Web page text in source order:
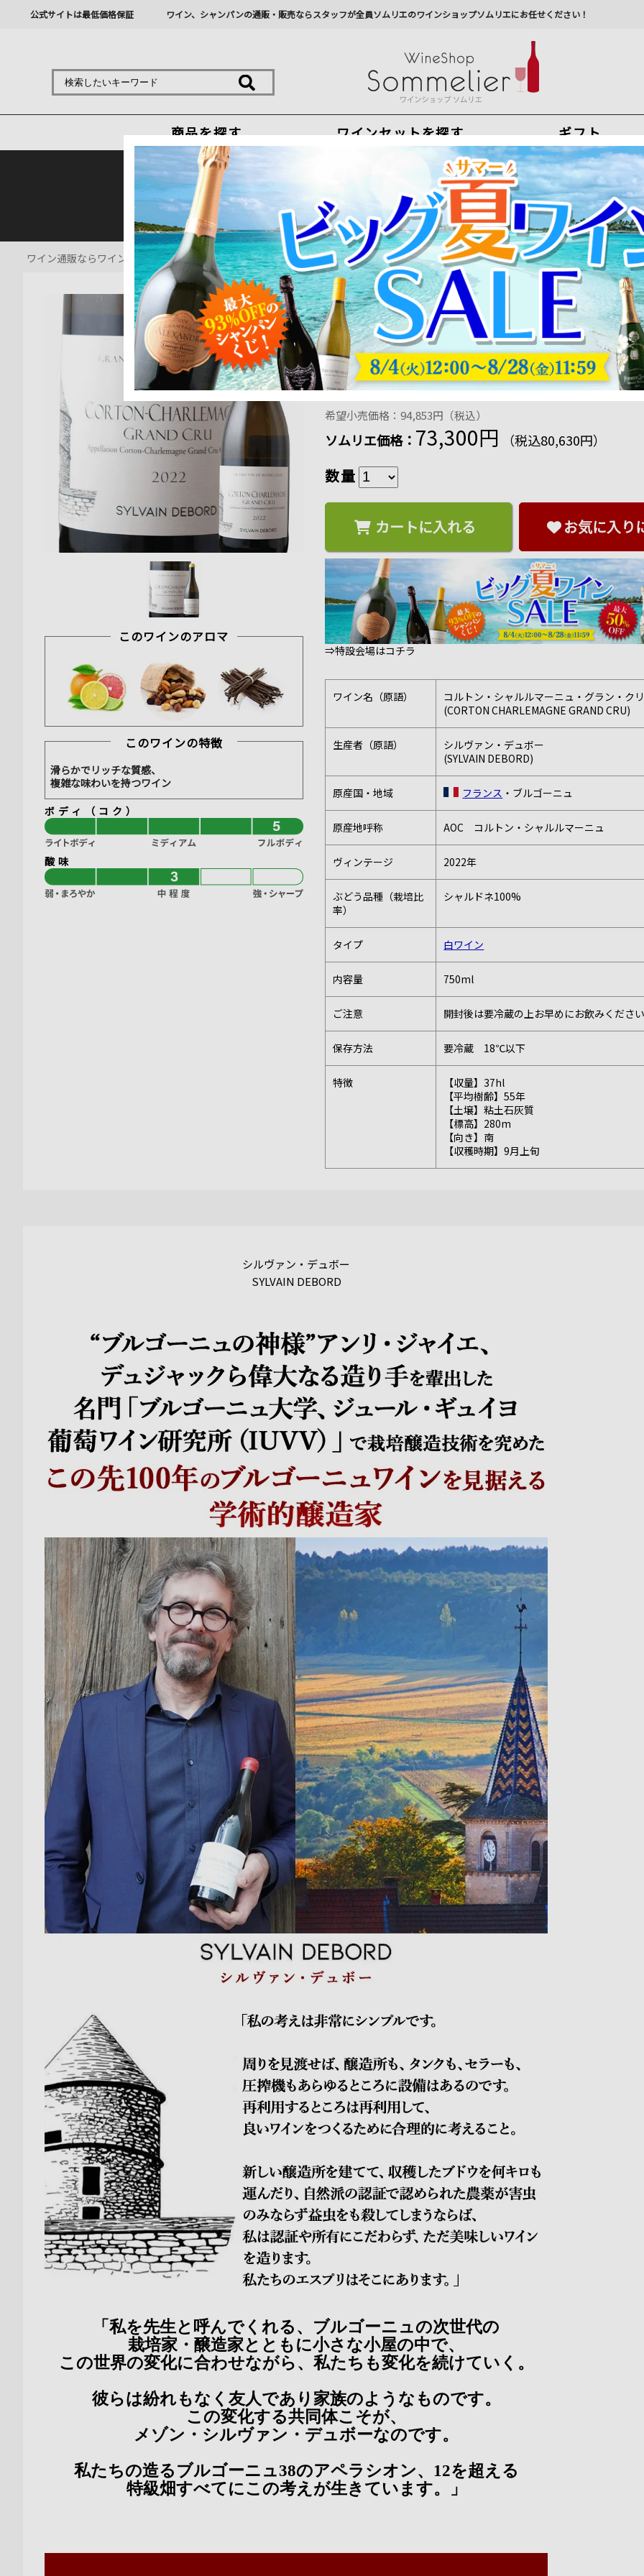
公式サイトは最低価格保証 ワイン、シャンパンの通販・販売ならスタッフが全員ソムリエのワインショップソムリエにお任せください！
商品を探す ワインセットを探す ギフト
今から注文で最短8月9日(日)出荷
最新の出荷スケジュールについてはこちらをクリ
熊本地震の影響により九州への配送に遅れが生じております。最新情報は佐川急
ワイン通販ならワインショップソムリエ > 白ワイン通販 > コルトン・シャルルマーニュ・グラン・クリュ シルヴァン・デュボー 2022
このワインのアロマ
このワインの特徴
滑らかでリッチな質感、
複雑な味わいを持つワイン
ボディ（コク）
酸味
力強さ、ミネラル、複雑性、全てが世界最高峰の白ワイン
コルトン・シャルルマーニュ・グラン・クリュ
ゴーニュ 白ワイン 辛口 750ml
商品番号：4571531979791 販売日：2026年 01月 16日 17:00
733 ポイント進呈 15%OFF
希望小売価格：94,853円（税込）
ソムリエ価格： 73,300円 （税込80,630円）
数量
カートに入れる お気に入り
⇒特設会場はコチラ
ワイン名（原語）
コルトン・シャルルマーニュ・グラン・ク
(CORTON CHARLEMAGNE GRAND CRU)
生産者（原語）
シルヴァン・デュボー
(SYLVAIN DEBORD)
原産国・地域 フランス ・ブルゴーニュ
原産地呼称 AOC コルトン・シャルルマーニュ
ヴィンテージ 2022年
ぶどう品種（栽培比
率）
シャルドネ100%
タイプ 白ワイン
内容量 750ml
ご注意 開封後は要冷蔵の上お早めにお飲みくださ
保存方法 要冷蔵 18℃以下
特徴
【収量】37hl
【平均樹齢】55年
【土壌】粘土石灰質
【標高】280m
【向き】南
【収穫時期】9月上旬
シルヴァン・デュボー
SYLVAIN DEBORD
「私を先生と呼んでくれる、 ブルゴーニュの次世代の
栽培家・醸造家とともに小さな小屋の中で、
この世界の変化に合わせながら、 私たちも変化を続けていく。
彼らは紛れもなく友人であり 家族のようなものです。
この変化する共同体こそが、
メゾン・シルヴァン・デュボーなのです。
私たちの造るブルゴーニュ38のアペラシオン、12を超える
特級畑すべてにこの考えが生きています。」